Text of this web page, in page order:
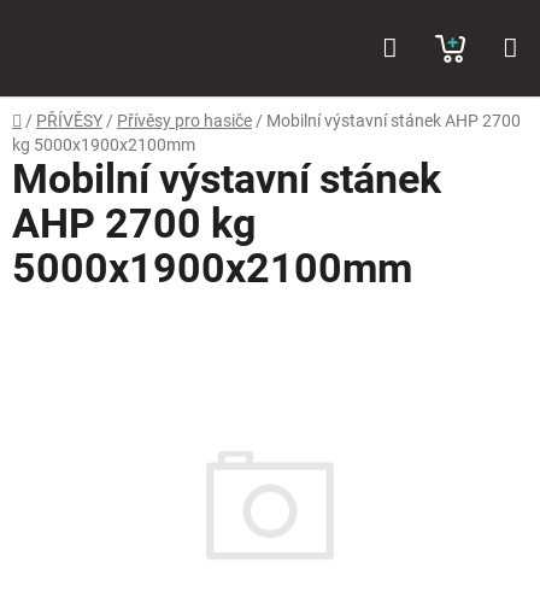
KOŠÍK
Domů
/ PŘÍVĚSY / Přívěsy pro hasiče / Mobilní výstavní stánek AHP 2700
kg 5000x1900x2100mm
Mobilní výstavní stánek
AHP 2700 kg
5000x1900x2100mm